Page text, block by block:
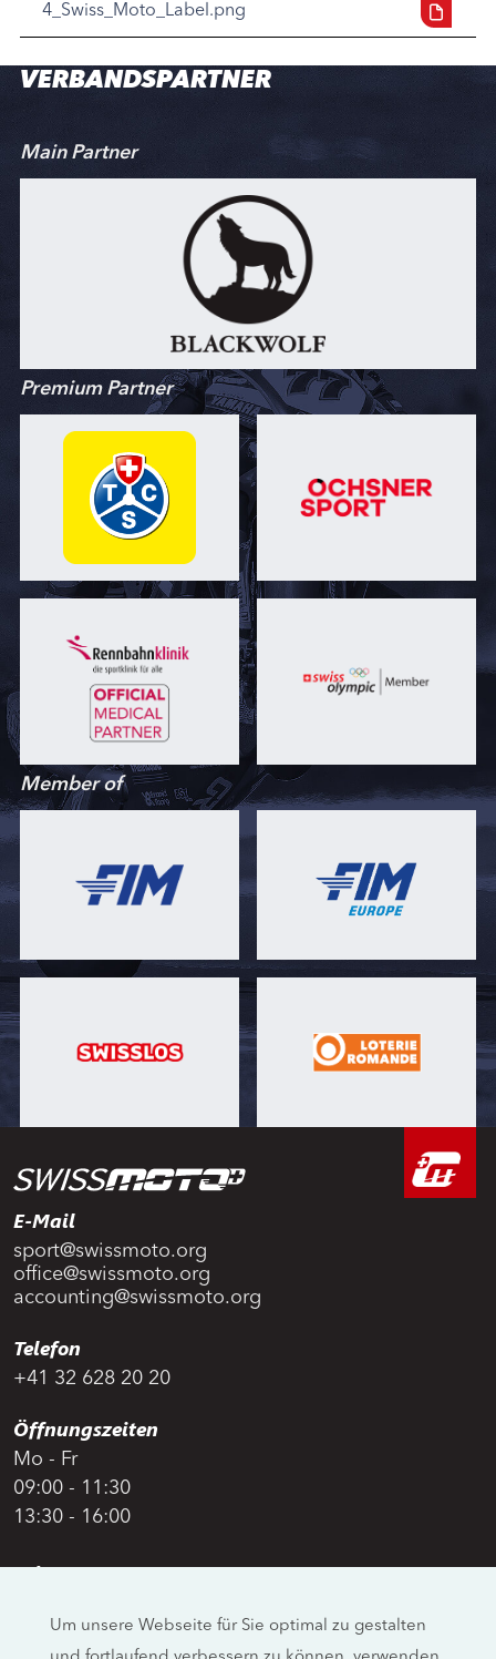
4_Swiss_Moto_Label.png
VERBANDSPARTNER
Main Partner
Premium Partner
Member of
E-Mail
sport@swissmoto.org
office@swissmoto.org
accounting@swissmoto.org
Telefon
+41 32 628 20 20
Öffnungszeiten
Mo - Fr
09:00 - 11:30
13:30 - 16:00
Adresse
Allmendstrasse 26
Um unsere Webseite für Sie optimal zu gestalten